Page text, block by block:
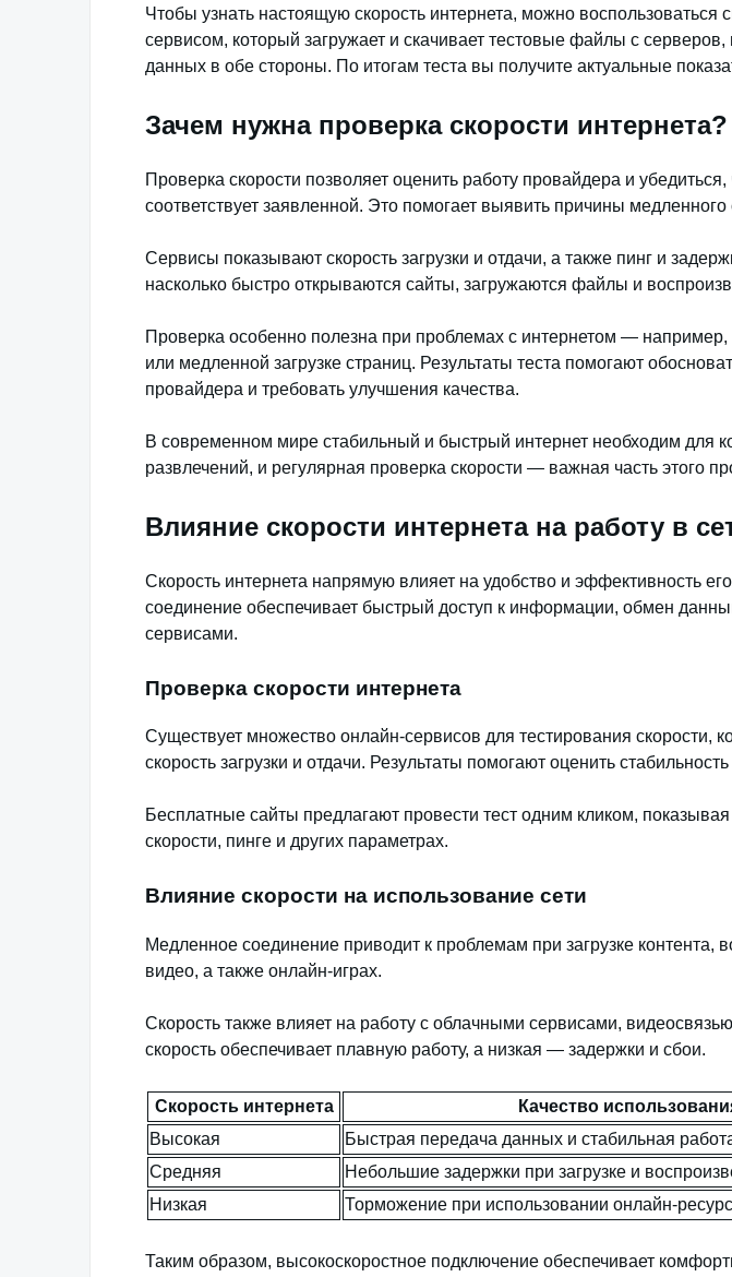
Чтобы узнать настоящую скорость интернета, можно воспользоваться
сервисом, который загружает и скачивает тестовые файлы с серверов,
данных в обе стороны. По итогам теста вы получите актуальные
Зачем нужна проверка скорости интернета?
Проверка скорости позволяет оценить работу провайдера и убедиться,
соответствует заявленной. Это помогает выявить причины
Сервисы показывают скорость загрузки и отдачи, а также пинг и
насколько быстро открываются сайты, загружаются файлы и
Проверка особенно полезна при проблемах с интернетом —
или медленной загрузке страниц. Результаты теста помогают
провайдера и требовать улучшения качества.
В современном мире стабильный и быстрый интернет необходим для
развлечений, и регулярная проверка скорости — важная часть этого
Влияние скорости интернета на работу в
Скорость интернета напрямую влияет на удобство и эффективность
соединение обеспечивает быстрый доступ к информации, обмен
сервисами.
Проверка скорости интернета
Существует множество онлайн-сервисов для тестирования скорости,
скорость загрузки и отдачи. Результаты помогают оценить
Бесплатные сайты предлагают провести тест одним кликом,
скорости, пинге и других параметрах.
Влияние скорости на использование сети
Медленное соединение приводит к проблемам при загрузке контента,
видео, а также онлайн-играх.
Скорость также влияет на работу с облачными сервисами,
скорость обеспечивает плавную работу, а низкая — задержки и сбои.
Скорость интернета
Качество
Высокая
Быстрая передача данных и стабильная
Средняя
Небольшие задержки при загрузке и
Низкая
Торможение при использовании онлайн-
Таким образом, высокоскоростное подключение обеспечивает